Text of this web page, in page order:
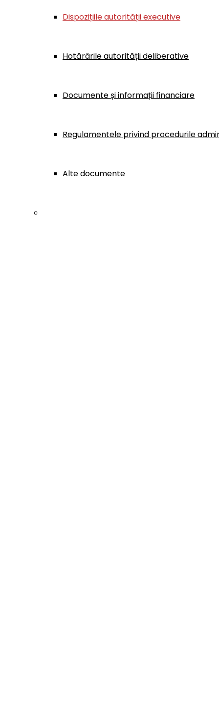
Dispozițiile autorității executive
Hotărârile autorității deliberative
Documente și informații financiare
Regulamentele privind procedurile
Alte documente